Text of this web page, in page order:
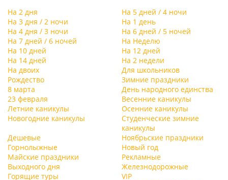
На 2 дня
На 5 дней / 4 ночи
На 3 дня / 2 ночи
На 1 день
На 4 дня / 3 ночи
На 6 дней / 5 ночей
На 7 дней / 6 ночей
На Неделю
На 10 дней
На 12 дней
На 14 дней
На 2 недели
На двоих
Для школьников
Рождество
Зимние праздники
8 марта
День народного единства
23 февраля
Весенние каникулы
Летние каникулы
Осенние каникулы
Новогодние каникулы
Студенческие зимние
каникулы
Дешевые
Ноябрьские праздники
Горнолыжные
Новый год
Майские праздники
Рекламные
Выходного дня
Железнодорожные
Горящие туры
VIP